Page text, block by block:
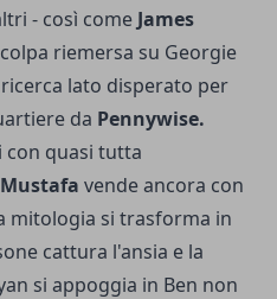
- così come James
riemersa su Georgie
lato disperato per
da Pennywise.
con quasi tutta
vende ancora con
mitologia si trasforma in
cattura l'ansia e la
si appoggia in Ben non